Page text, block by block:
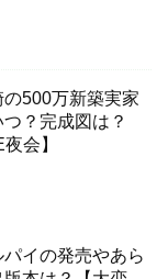
500万新築実家
？完成図は？
会】
イの発売やあら